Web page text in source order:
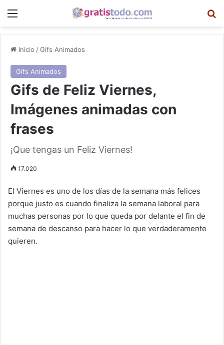
Menú
Inicio /Gifs Animados
Gifs Animados
Gifs de Feliz Viernes,
Imágenes animadas con
frases
¡Que tengas un Feliz Viernes!
17.020
El Viernes es uno de los días de la semana más felices
porque justo es cuando finaliza la semana laboral para
muchas personas por lo que queda por delante el fin de
semana de descanso para hacer lo que verdaderamente
quieren.